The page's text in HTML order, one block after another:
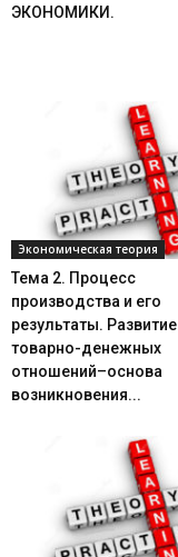
ЭКОНОМИКИ.
Экономическая теория
Тема 2. Процесс
производства и его
результаты. Развитие
товарно-денежных
отношений–основа
возникновения...